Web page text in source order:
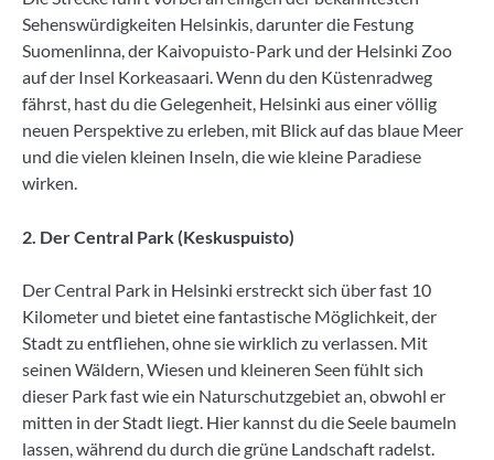
Sehenswürdigkeiten Helsinkis, darunter die Festung
Suomenlinna, der Kaivopuisto-Park und der Helsinki Zoo
auf der Insel Korkeasaari. Wenn du den Küstenradweg
fährst, hast du die Gelegenheit, Helsinki aus einer völlig
neuen Perspektive zu erleben, mit Blick auf das blaue Meer
und die vielen kleinen Inseln, die wie kleine Paradiese
wirken.
2. Der Central Park (Keskuspuisto)
Der Central Park in Helsinki erstreckt sich über fast 10
Kilometer und bietet eine fantastische Möglichkeit, der
Stadt zu entfliehen, ohne sie wirklich zu verlassen. Mit
seinen Wäldern, Wiesen und kleineren Seen fühlt sich
dieser Park fast wie ein Naturschutzgebiet an, obwohl er
mitten in der Stadt liegt. Hier kannst du die Seele baumeln
lassen, während du durch die grüne Landschaft radelst.